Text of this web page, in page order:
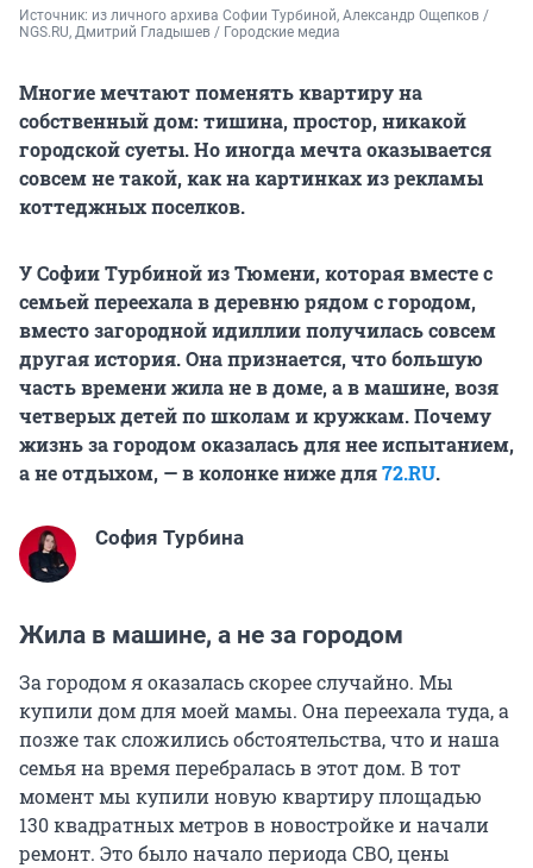
Источник: из личного архива Софии Турбиной, Александр Ощепков /
NGS.RU, Дмитрий Гладышев / Городские медиа
Многие мечтают поменять квартиру на
собственный дом: тишина, простор, никакой
городской суеты. Но иногда мечта оказывается
совсем не такой, как на картинках из рекламы
коттеджных поселков.
У Софии Турбиной из Тюмени, которая вместе с
семьей переехала в деревню рядом с городом,
вместо загородной идиллии получилась совсем
другая история. Она признается, что большую
часть времени жила не в доме, а в машине, возя
четверых детей по школам и кружкам. Почему
жизнь за городом оказалась для нее испытанием,
а не отдыхом, — в колонке ниже для72.RU.
София Турбина
Жила в машине, а не за городом
За городом я оказалась скорее случайно. Мы
купили дом для моей мамы. Она переехала туда, а
позже так сложились обстоятельства, что и наша
семья на время перебралась в этот дом. В тот
момент мы купили новую квартиру площадью
130 квадратных метров в новостройке и начали
ремонт. Это было начало периода СВО, цены